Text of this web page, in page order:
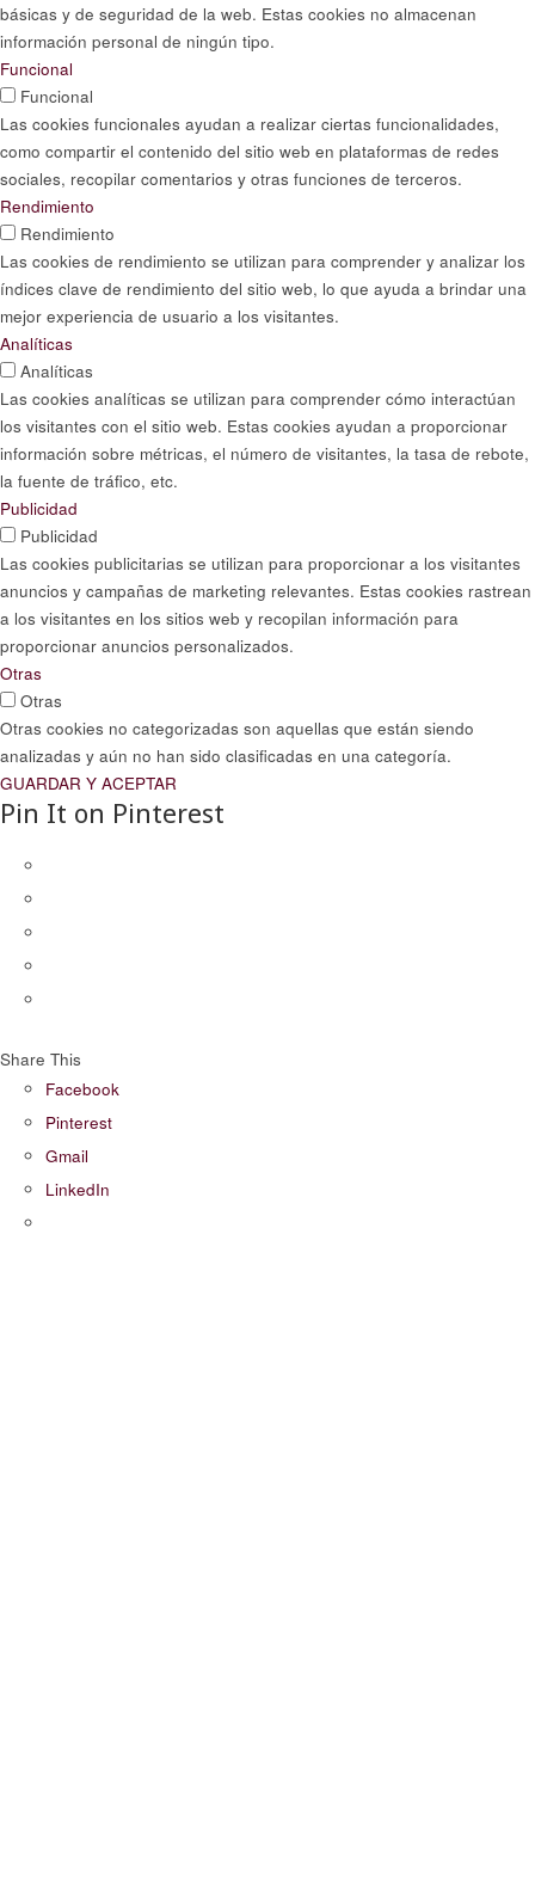
básicas y de seguridad de la web. Estas cookies no almacenan
información personal de ningún tipo.
Funcional
Funcional
Las cookies funcionales ayudan a realizar ciertas funcionalidades,
como compartir el contenido del sitio web en plataformas de redes
sociales, recopilar comentarios y otras funciones de terceros.
Rendimiento
Rendimiento
Las cookies de rendimiento se utilizan para comprender y analizar los
índices clave de rendimiento del sitio web, lo que ayuda a brindar una
mejor experiencia de usuario a los visitantes.
Analíticas
Analíticas
Las cookies analíticas se utilizan para comprender cómo interactúan
los visitantes con el sitio web. Estas cookies ayudan a proporcionar
información sobre métricas, el número de visitantes, la tasa de rebote,
la fuente de tráfico, etc.
Publicidad
Publicidad
Las cookies publicitarias se utilizan para proporcionar a los visitantes
anuncios y campañas de marketing relevantes. Estas cookies rastrean
a los visitantes en los sitios web y recopilan información para
proporcionar anuncios personalizados.
Otras
Otras
Otras cookies no categorizadas son aquellas que están siendo
analizadas y aún no han sido clasificadas en una categoría.
GUARDAR Y ACEPTAR
Pin It on Pinterest
Share This
Facebook
Pinterest
Gmail
LinkedIn